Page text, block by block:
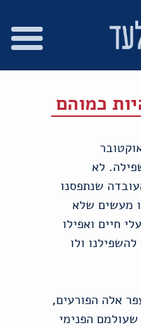
כמוהם
לא
שנתפסנו
מעשים שלא
חיים ואפילו
ולו
אלה הפורעים,
הפנימי